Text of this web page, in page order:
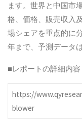
ます。世界と中国市
格、価格、販売収入
場シェアを重点的に
年まで、予測データ
■レポートの詳細内
https://
blower